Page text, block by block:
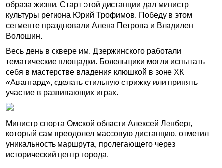
образа жизни. Старт этой дистанции дал министр
культуры региона Юрий Трофимов. Победу в этом
сегменте праздновали Алена Петрова и Владилен
Волошин.
Весь день в сквере им. Дзержинского работали
тематические площадки. Болельщики могли испытать
себя в мастерстве владения клюшкой в зоне ХК
«Авангард», сделать стильную стрижку или принять
участие в развивающих играх.
Министр спорта Омской области Алексей Ленберг,
который сам преодолел массовую дистанцию, отметил
уникальность маршрута, пролегающего через
исторический центр города.